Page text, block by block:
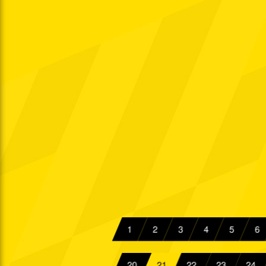
Fr. 27.09.1985
Sa. 05.10.1985
1 2 3 4 5 6